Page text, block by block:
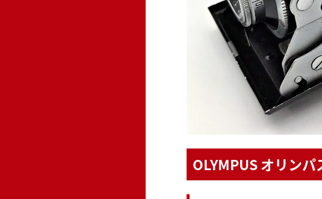
OLYMPUS オリン